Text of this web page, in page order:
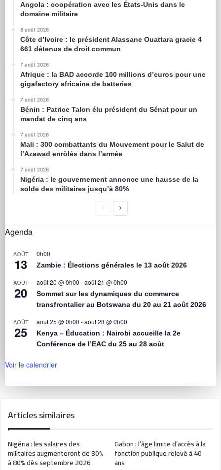
Angola : coopération avec les États-Unis dans le
domaine militaire
8 août 2026
Côte d’Ivoire : le président Alassane Ouattara gracie 4
661 détenus de droit commun
7 août 2026
Afrique : la BAD accorde 100 millions d’euros pour une
gigafactory africaine de batteries
7 août 2026
Bénin : Patrice Talon élu président du Sénat pour un
mandat de cinq ans
7 août 2026
Mali : 300 combattants du Mouvement pour le Salut de
l’Azawad enrôlés dans l’armée
7 août 2026
Nigéria : le gouvernement annonce une hausse de la
solde des militaires jusqu’à 80%
Agenda
AOÛT
13
0h00
Zambie : Élections générales le 13 août 2026
AOÛT
20
août 20 @ 0h00 -août 21 @ 0h00
Sommet sur les dynamiques du commerce
transfrontalier au Botswana du 20 au 21 août 2026
AOÛT
25
août 25 @ 0h00 -août 28 @ 0h00
Kenya – Éducation : Nairobi accueille la 2e
Conférence de l’EAC du 25 au 28 août
Voir le calendrier
Articles similaires
Nigéria : les salaires des
militaires augmenteront de 30%
à 80% dès septembre 2026
Gabon : l’âge limite d’accès à la
fonction publique relevé à 40
ans